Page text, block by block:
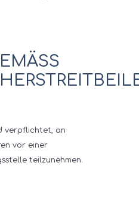
V
verpflichtet, an
vor einer
teilzunehmen.